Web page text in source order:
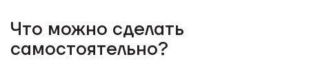
Что можно сделать
самостоятельно?